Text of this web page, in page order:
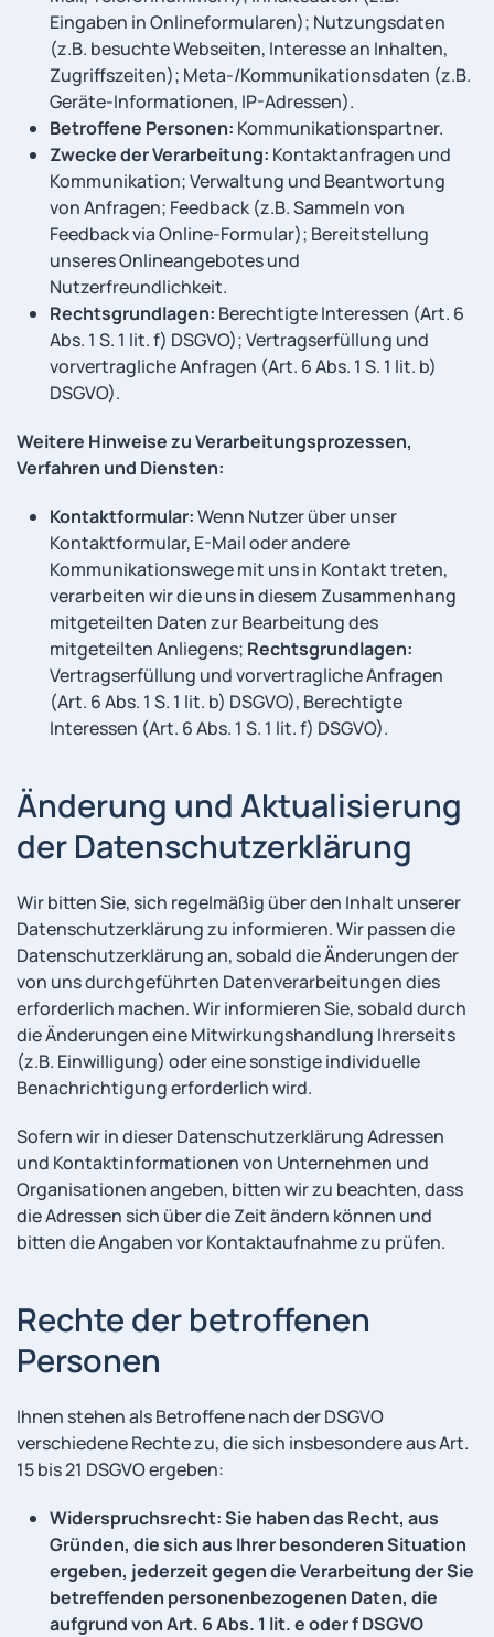
Eingaben in Onlineformularen); Nutzungsdaten
(z.B. besuchte Webseiten, Interesse an Inhalten,
Zugriffszeiten); Meta-/Kommunikationsdaten (z.B.
Geräte-Informationen, IP-Adressen).
Betroffene Personen: Kommunikationspartner.
Zwecke der Verarbeitung: Kontaktanfragen und
Kommunikation; Verwaltung und Beantwortung
von Anfragen; Feedback (z.B. Sammeln von
Feedback via Online-Formular); Bereitstellung
unseres Onlineangebotes und
Nutzerfreundlichkeit.
Rechtsgrundlagen: Berechtigte Interessen (Art. 6
Abs. 1 S. 1 lit. f) DSGVO); Vertragserfüllung und
vorvertragliche Anfragen (Art. 6 Abs. 1 S. 1 lit. b)
DSGVO).
Weitere Hinweise zu Verarbeitungsprozessen,
Verfahren und Diensten:
Kontaktformular:Wenn Nutzer über unser
Kontaktformular, E-Mail oder andere
Kommunikationswege mit uns in Kontakt treten,
verarbeiten wir die uns in diesem Zusammenhang
mitgeteilten Daten zur Bearbeitung des
mitgeteilten Anliegens; Rechtsgrundlagen:
Vertragserfüllung und vorvertragliche Anfragen
(Art. 6 Abs. 1 S. 1 lit. b) DSGVO), Berechtigte
Interessen (Art. 6 Abs. 1 S. 1 lit. f) DSGVO).
Änderung und Aktualisierung
der Datenschutzerklärung
Wir bitten Sie, sich regelmäßig über den Inhalt unserer
Datenschutzerklärung zu informieren. Wir passen die
Datenschutzerklärung an, sobald die Änderungen der
von uns durchgeführten Datenverarbeitungen dies
erforderlich machen. Wir informieren Sie, sobald durch
die Änderungen eine Mitwirkungshandlung Ihrerseits
(z.B. Einwilligung) oder eine sonstige individuelle
Benachrichtigung erforderlich wird.
Sofern wir in dieser Datenschutzerklärung Adressen
und Kontaktinformationen von Unternehmen und
Organisationen angeben, bitten wir zu beachten, dass
die Adressen sich über die Zeit ändern können und
bitten die Angaben vor Kontaktaufnahme zu prüfen.
Rechte der betroffenen
Personen
Ihnen stehen als Betroffene nach der DSGVO
verschiedene Rechte zu, die sich insbesondere aus Art.
15 bis 21 DSGVO ergeben:
Widerspruchsrecht: Sie haben das Recht, aus
Gründen, die sich aus Ihrer besonderen Situation
ergeben, jederzeit gegen die Verarbeitung der Sie
betreffenden personenbezogenen Daten, die
aufgrund von Art. 6 Abs. 1 lit. e oder f DSGVO